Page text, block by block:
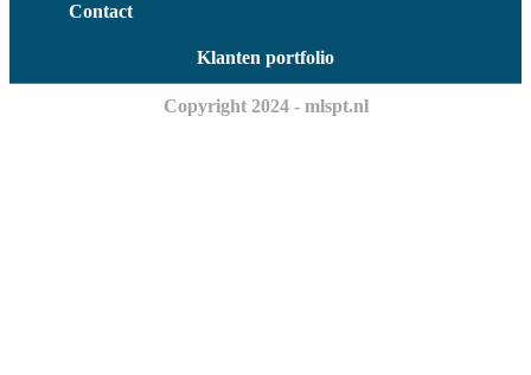
Contact
Klanten portfolio
Copyright 2024 - mlspt.nl